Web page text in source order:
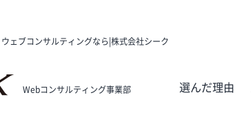
ェブコンサルティングなら|株式会社シーク
Webコンサルティング事業部 選んだ理由